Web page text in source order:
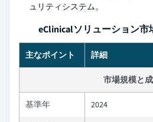
ュリティシステム。
eClinicalソリューション市
主なポイント 詳細
市場規模と
基準年 2024